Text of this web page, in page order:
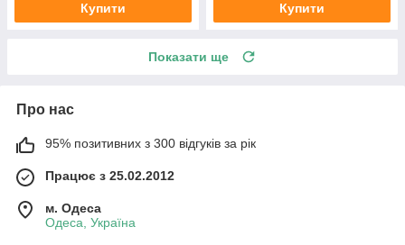
Купити Купити
Показати ще
Про нас
95% позитивних з 300 відгуків за рік
Працює з 25.02.2012
м. Одеса
Одеса, Україна